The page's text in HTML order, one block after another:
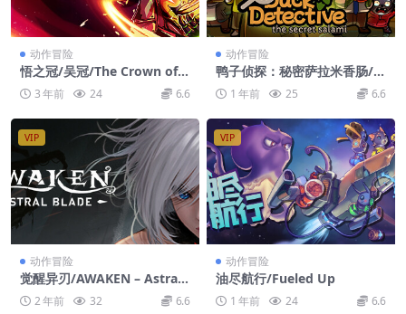
动作冒险
悟之冠/吴冠/The Crown of
Wu3 年前 24 6.6
动作冒险
鸭子侦探：秘密萨拉米香肠/D
uck Detective: The Secret S
alami
1 年前 25 6.6
VIP
动作冒险
觉醒异刃/AWAKEN – Astral
Blade2 年前 32 6.6
VIP
动作冒险
油尽航行/Fueled Up
1 年前 24 6.6